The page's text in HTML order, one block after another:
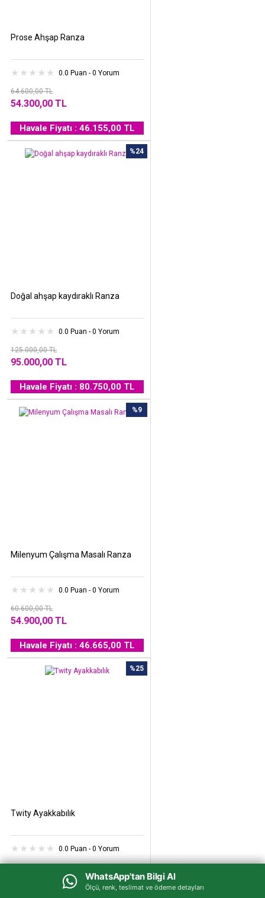
WhatsApp'tan Bilgi Al
Ölçü, renk, teslimat ve ödeme detayları
Prose Ahşap Ranza
0.0 Puan - 0 Yorum
64.600,00 TL
54.300,00 TL
Havale Fiyatı : 46.155,00 TL
%24
Doğal ahşap kaydıraklı Ranza
0.0 Puan - 0 Yorum
125.000,00 TL
95.000,00 TL
Havale Fiyatı : 80.750,00 TL
%9
Milenyum Çalışma Masalı Ranza
0.0 Puan - 0 Yorum
60.600,00 TL
54.900,00 TL
Havale Fiyatı : 46.665,00 TL
%25
Twity Ayakkabılık
0.0 Puan - 0 Yorum
25.100,00 TL WhatsApp'tan Bilgi Al
Ölçü, renk, teslimat ve ödeme detayları